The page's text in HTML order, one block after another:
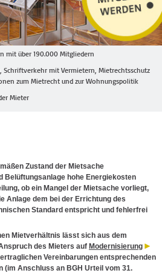
mit über 190.000 Mitgliedern
Schriftverkehr mit Vermietern, Mietrechtsschutz
zum Mietrecht und zur Wohnungspolitik
Mieter
Zustand der Mietsache
Belüftungsanlage hohe Energiekosten
ob ein Mangel der Mietsache vorliegt,
Anlage dem bei der Errichtung des
Standard entspricht und fehlerfrei
Mietverhältnis lässt sich aus dem
des Mieters auf Modernisierung
Vereinbarungen entsprechenden
(im Anschluss an BGH Urteil vom 31.